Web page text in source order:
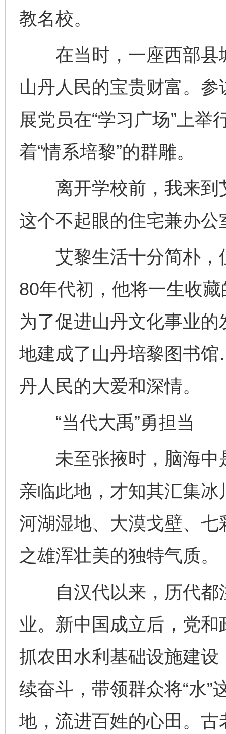
教名校。
在当时，一座西部县
山丹人民的宝贵财富。
展党员在“学习广场”上
着“情系培黎”的群雕。
离开学校前，我来到
这个不起眼的住宅兼办
艾黎生活十分简朴，
80年代初，他将一生收
为了促进山丹文化事业
地建成了山丹培黎图书
丹人民的大爱和深情。
“当代大禹”勇担当
未至张掖时，脑海中
亲临此地，才知其汇集
河湖湿地、大漠戈壁、
之雄浑壮美的独特气质。
自汉代以来，历代都
业。新中国成立后，党
抓农田水利基础设施建
续奋斗，带领群众将“水”
地，流进百姓的心田。